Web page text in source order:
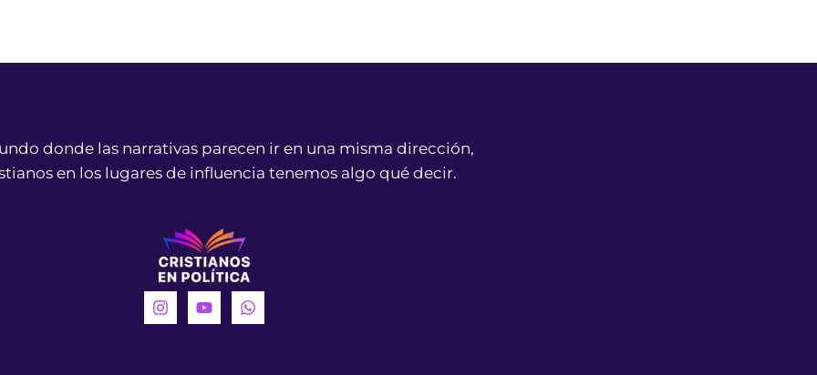
donde las narrativas parecen ir en una misma dirección,
en los lugares de influencia tenemos algo qué decir.